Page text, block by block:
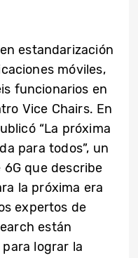
estandarización
móviles,
funcionarios en
Vice Chairs. En
“La próxima
para todos”, un
que describe
la próxima era
expertos de
están
lograr la